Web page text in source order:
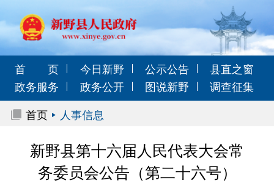
首 页 今日新野 公示公告
县直之窗
政务服务
政务公开 图说新野
调查征集
首页
人事信息
新野县第十六届人民代表大会常
务委员会公告（第二十六号）